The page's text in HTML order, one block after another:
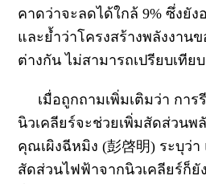
คาดว่าจะลดได้ใกล้ 9% ซึ่งยัง
และย้ำว่าโครงสร้างพลังงาน
ต่างกัน ไม่สามารถเปรียบเทีย
เมื่อถูกถามเพิ่มเติมว่า การ
นิวเคลียร์จะช่วยเพิ่มสัดส่วนพ
คุณเผิงฉีหมิง (彭啓明) ระบุว่
สัดส่วนไฟฟ้าจากนิวเคลียร์ก็ยัง